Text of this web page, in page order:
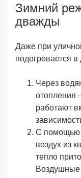
Зимний
дважды
Даже при
подогревается в
Через
отопления
работают
С помощью
воздух из
тепло
Воздушные